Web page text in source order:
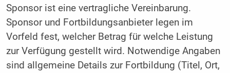
Sponsor ist eine vertragliche Vereinbarung.
Sponsor und Fortbildungsanbieter legen im
Vorfeld fest, welcher Betrag für welche Leistung
zur Verfügung gestellt wird. Notwendige Angaben
sind allgemeine Details zur Fortbildung (Titel, Ort,